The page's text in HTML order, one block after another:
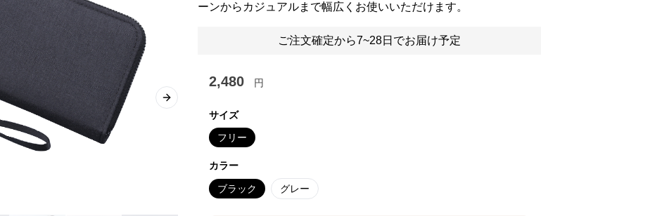
Next slide
ーンからカジュアルまで幅広くお使いいただけます。
ご注文確定から7~28日でお届け予定
2,480 円
サイズ
フリー
カラー
ブラック グレー